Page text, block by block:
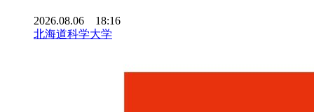
2026.08.06 18:16
北海道科学大学